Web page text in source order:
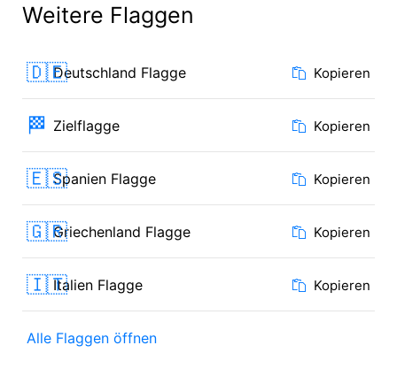
Weitere Flaggen
🇩🇪Deutschland Flagge Kopieren
🏁 Zielflagge Kopieren
🇪🇸Spanien Flagge Kopieren
🇬🇷Griechenland Flagge Kopieren
🇮🇹Italien Flagge Kopieren
Alle Flaggen öffnen